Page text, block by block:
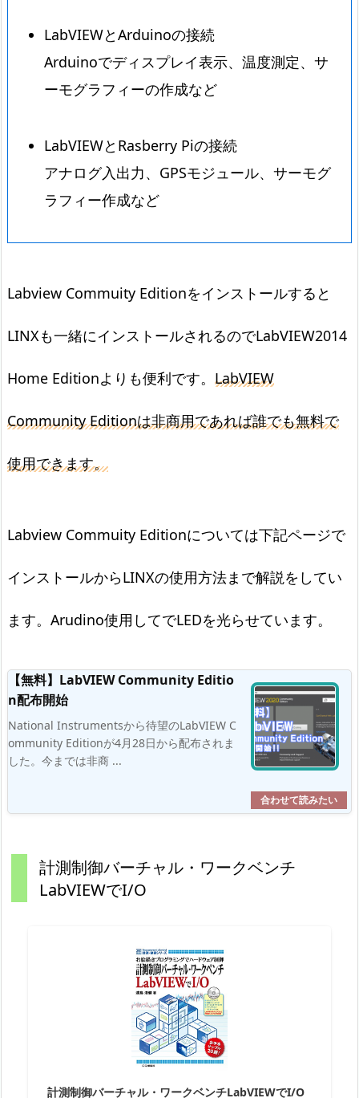
LabVIEWとArduinoの接続
Arduinoでディスプレイ表示、温度測定、サ
ーモグラフィーの作成など
LabVIEWとRasberry Piの接続
アナログ入出力、GPSモジュール、サーモグ
ラフィー作成など
Labview Commuity Editionをインストールすると
LINXも一緒にインストールされるのでLabVIEW2014
Home Editionよりも便利です。 LabVIEW
Community Editionは非商用であれば誰でも無料で
使用できます。
Labview Commuity Editionについては下記ページで
インストールからLINXの使用方法まで解説をしてい
ます。Arudino使用してでLEDを光らせています。
【無料】LabVIEW Community Editio
n配布開始
National Instrumentsから待望のLabVIEW C
ommunity Editionが4月28日から配布されま
した。今までは非商 ...
計測制御バーチャル・ワークベンチ
LabVIEWでI/O
計測制御バーチャル・ワークベンチLabVIEWでI/O